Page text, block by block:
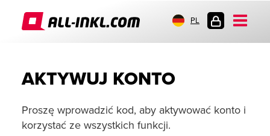
PL
AKTYWUJ KONTO
Proszę wprowadzić kod, aby aktywować konto i
korzystać ze wszystkich funkcji.